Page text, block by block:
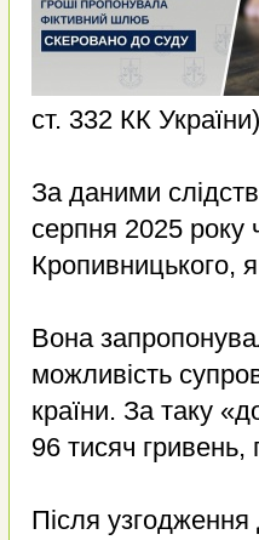
ст. 332 КК
За даними
серпня 2025
Кропивницького,
Вона
можливість
країни. За таку
96 тисяч гривень,
Після